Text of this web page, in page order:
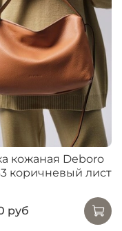
кожаная Deboro
коричневый лист
руб